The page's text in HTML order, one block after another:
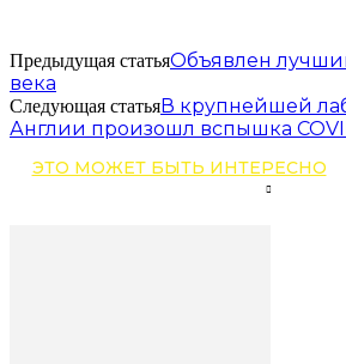
Предыдущая статьяОбъявлен
века
Следующая статьяВ крупнейшей
Англии произошл вспышка
ЭТО МОЖЕТ БЫТЬ ИНТЕРЕСНО